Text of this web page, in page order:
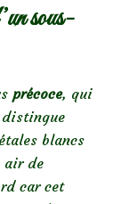
sous-
précoce, qui
blancs
air de
car cet